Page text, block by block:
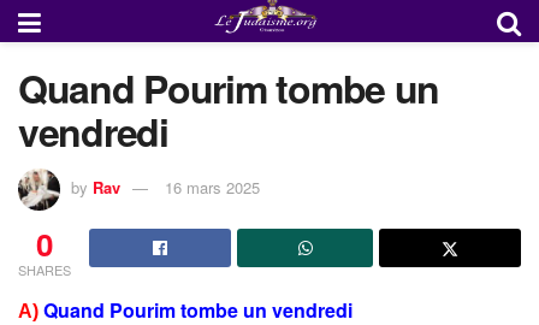
Quand Pourim tombe un
vendredi
by Rav 16 mars 2025
0
SHARES
A) Quand Pourim tombe un vendredi